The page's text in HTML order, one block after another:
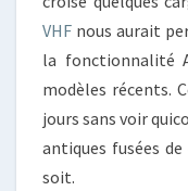
VHF nous aurait
la fonctionnalité
modèles récents.
jours sans voir
antiques fusées
soit.